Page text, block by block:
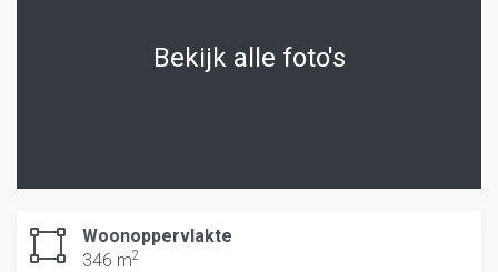
Bekijk alle foto's
Woonoppervlakte
346 m2